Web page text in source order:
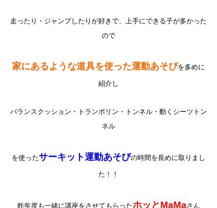
走ったり・ジャンプしたりが好きで、上手にできる子が多かった
ので
家にあるような道具を使った運動あそびを多めに
紹介し
バランスクッション・トランポリン・トンネル・動くシーツトン
ネル
を使ったサーキット運動あそびの時間を長めに取りまし
た！！
昨年度も一緒に講座をさせてもらったホッとMaMaさん